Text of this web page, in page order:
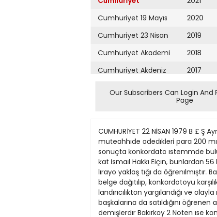
Cumhuriyet 19 Mayıs
Cumhuriyet 23 Nisan
Cumhuriyet Akademi
Cumhuriyet Akdeniz
Cumhuriyet Alışveriş
Cumhuriyet Ankara
Cumhuriyet Büyük
Taaruz
Cumhuriyet
Cumartesi
Cumhuriyet Çevre
2020
2019
2018
2017
2016
2015
2013
2012
2011
2010
2009
Our Subscribers Can Login And
Page
CUMHURİYET 22 NİSAN 1979 B £ Ş Aynı daireleri satın alan 208 kişi müteahhidin peşinde | Bakırköy'de aynı daireleri alan kişılerın muteahhıde odedıkleri para 200 mılyon Lraya yaklaşıyor. Deniz SOM Bakırköy'de yaptığı Inşaatların daırelennı 34 kıştye birden satan ve sonuçta konkordato ıstemmde bulunan muteohhıt Vahap Toy'dan alacagı olan 208 kışı, konkordato ko mıserlığıne başvurmuştur Avu kat Ismaıl Hakkı Eiçın, bunlardan 56 kışınin başvurusunun kabul edılmedığını soylemıştir Dolondırılan 206 kışınin olacağının 200 mılyon lırayo yaklaş tığı da öğrenılmıştır. Bazı alacaklılor, konkordatonun toldu bıttuye getınlmek ıstendığınl one surmuşler ve kendılerıne bırer belge dağıtılıp, konkordotoyu karşılıksız ko bul etmelerının ıstendığıni soylemışlerdır. Alacaklıların ıddıaları arosındo, Vahap Toy'un do landırıcılıkton yargılandığı ve olayla ılgılenen bir avukatın dö vuldüğu do yer almıştır. Noter senedı ıle aldıkları daırenın yıne oynı şekılde başkalarına da satıldığını öğrenen alacaklılar Bakırkoy 2 Noterlığının tutumunu da eleştırmışler ve eNoter, olanların farkında degıl mıydı» demışlerdır Bakırkoy 2 Noten ıse konuya ilışkın bır oçıklamo yapmamış ve <Yasaya gore calışmolanmız bır sır ıçınde yapılır» demıştır. Konkordato llânı. pryasada satılmayan bır gazetede ya yınlanrrış, fakat olayın Cumhurıyet te yer almasındon sonra konu yenı boyutlar kazan mış v© bırcok alacaklı soaınlarını onlatmıştır. Bunlardan başvurusu konkor "Devfetîmizin Çocuklara Bakış Açısı,, konulu seminer Balıkesir'de başladı BALIKES R (Cumhurıyet) Baıkesıraa duzsnlenen <Devletımızın Çocuklara Bakış Acı 6i» konulu sem ner dun soboh başlamış sem nerde DISK adına bır konuşmo yapan yazar Kemai Sulker konuşmasında «Fotıh' n topu ıcınde kopru al tındo Kılıc Alı homomındo yoşayan cocuğun sahıbı kımdır? Bu cocuğa kım sahıp cıkacak tır Sorun devletın bakış ocı sında duğumlenemez Bu polı fık bır onlayış sorunudur » demıştır Seminer dun sabah Prof Dr Bahrı Sovcı gazetecı Samı Karaoren ve Avukat Turgut Inol'ın dıvano secılmelen, Cumhurbaş kanı Fahri Koruturk Başbakan Bulent Ecevıt CHP eskı Genel Sekreten Komıl Kırıkoğlu Na dır Nadı Prof Dr Hıfzı Vel det Velıdedeoglu bazı bokanla nn gonderd klen başarı telgroflarının okunmasıylo başlamış tır ilk sözü TÖB DER Merkez Yurütme Kuruiu uyesı Tekm Ustün almış Turkıye'nın cocuklarına değer vermeyen ve bu konuda orgutsuz bır ulke otdu ğunu rakarnlarla belırtmıştır Sem nerın ılk gununde yo zar Oktay Akbal Prof Cahıt Talas ve Türk Tabıpler B rlığı Başkanı Erdül Atabek ın teb~ lığlerı gorüşulmuştur Akbal konuşmasında «Önemlı olan devletımızın cocuklarımızo bakış acısı değıl çocuklonmızın devletımize bakış ocısıdır» demıştir Ote yandan semınerın H V g u n j Balıkesır Val sı Ibrahım Önen